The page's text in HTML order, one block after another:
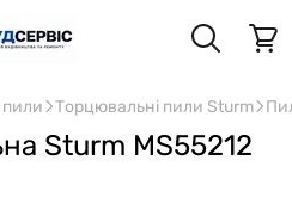
пили Торцювальні пили Sturm
Sturm MS55212